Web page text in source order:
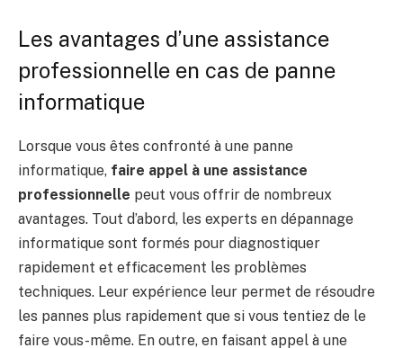
Les avantages d’une assistance
professionnelle en cas de panne
informatique
Lorsque vous êtes confronté à une panne
informatique, faire appel à une assistance
professionnelle peut vous offrir de nombreux
avantages. Tout d’abord, les experts en dépannage
informatique sont formés pour diagnostiquer
rapidement et efficacement les problèmes
techniques. Leur expérience leur permet de résoudre
les pannes plus rapidement que si vous tentiez de le
faire vous-même. En outre, en faisant appel à une